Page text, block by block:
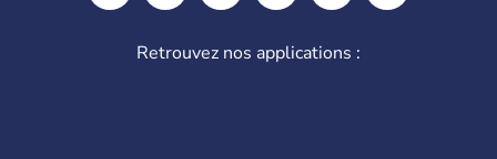
Retrouvez nos applications :